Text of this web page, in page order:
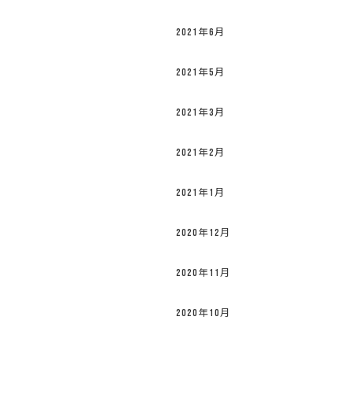
2021年6月
2021年5月
2021年3月
2021年2月
2021年1月
2020年12月
2020年11月
2020年10月